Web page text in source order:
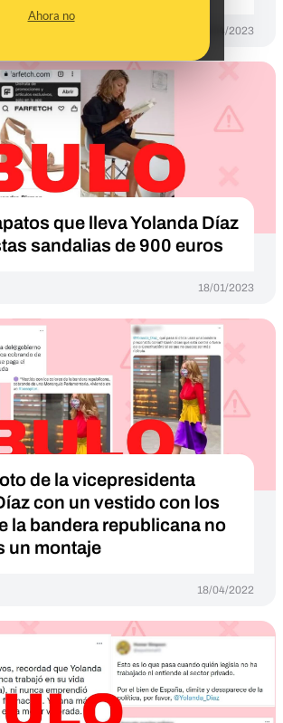
Ahora no
18/04/2023
que lleva Yolanda Díaz
sandalias de 900 euros
18/01/2023
de la vicepresidenta
con un vestido con los
la bandera republicana no
un montaje
18/04/2022